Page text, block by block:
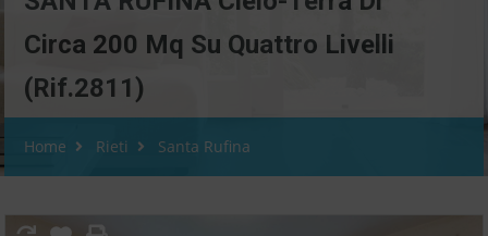
Circa 200 Mq Su Quattro Livelli
(Rif.2811)
Home Rieti Santa Rufina